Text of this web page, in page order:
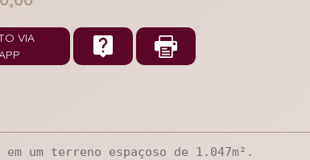
VIA
um terreno espaçoso de 1.047m².